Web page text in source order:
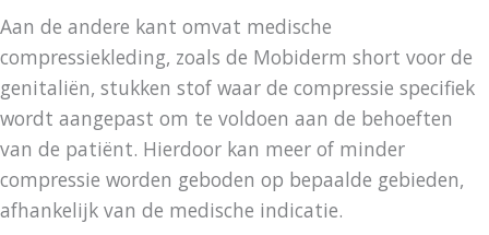
Aan de andere kant omvat medische
compressiekleding, zoals de Mobiderm short voor de
genitaliën, stukken stof waar de compressie specifiek
wordt aangepast om te voldoen aan de behoeften
van de patiënt. Hierdoor kan meer of minder
compressie worden geboden op bepaalde gebieden,
afhankelijk van de medische indicatie.